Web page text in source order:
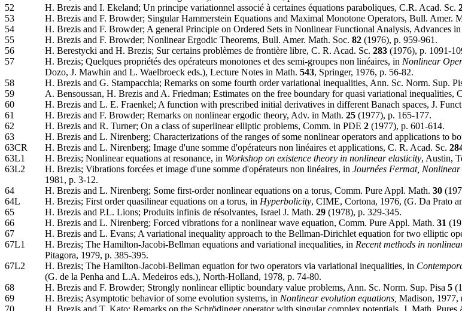
52 H. Brezis and I. Ekeland; Un principe variationnel associé à certaines équations paraboliques, C.R. Acad. Sc.
53
H. Brezis and F. Browder; Singular Hammerstein Equations and Maximal Monotone Operators, Bull. Amer.
54
H. Brezis and F. Browder; A general Principle on Ordered Sets in Nonlinear Functional Analysis, Advances
55
H. Brezis and F. Browder; Nonlinear Ergodic Theorems, Bull. Amer. Math. Soc. 82 (1976), p. 959-961.
56
H. Berestycki and H. Brezis; Sur certains problèmes de frontière libre, C. R. Acad. Sc. 283 (1976), p. 1091-
57
H. Brezis; Quelques propriétés des opérateurs monotones et des semi-groupes non linéaires, in Nonlinear
Dozo, J. Mawhin and L. Waelbroeck eds.), Lecture Notes in Math. 543, Springer, 1976, p. 56-82.
58 H. Brezis and G. Stampacchia; Remarks on some fourth order variational inequalities, Ann. Sc. Norm. Sup.
59
A. Bensoussan, H. Brezis and A. Friedman; Estimates on the free boundary for quasi variational inequalities,
60
H. Brezis and L. E. Fraenkel; A function with prescribed initial derivatives in different Banach spaces, J.
61
H. Brezis and F. Browder; Remarks on nonlinear ergodic theory, Adv. in Math. 25 (1977), p. 165-177.
62
H. Brezis and R. Turner; On a class of superlinear elliptic problems, Comm. in PDE 2 (1977), p. 601-614.
63
H. Brezis and L. Nirenberg; Characterizations of the ranges of some nonlinear operators and applications to
63CR
H. Brezis and L. Nirenberg; Image d'une somme d'opérateurs non linéaires et applications, C. R. Acad. Sc.
63L1
H. Brezis; Nonlinear equations at resonance, in Workshop on existence theory in nonlinear elasticity, Austin,
63L2
H. Brezis; Vibrations forcées et image d'une somme d'opérateurs non linéaires, in Journées Fermat,
1981, p. 3-12.
64 H. Brezis and L. Nirenberg; Some first-order nonlinear equations on a torus, Comm. Pure Appl. Math. 30
64L
H. Brezis; First order quasilinear equations on a torus, in Hyperbolicity, CIME, Cortona, 1976, (G. Da Prato
65
H. Brezis and P.L. Lions; Produits infinis de résolvantes, Israel J. Math. 29 (1978), p. 329-345.
66
H. Brezis and L. Nirenberg; Forced vibrations for a nonlinear wave equation, Comm. Pure Appl. Math. 31
67
H. Brezis and L. Evans; A variational inequality approach to the Bellman-Dirichlet equation for two elliptic
67L1
H. Brezis; The Hamilton-Jacobi-Bellman equations and variational inequalities, in Recent methods in
Pitagora, 1979, p. 385-395.
67L2 H. Brezis; The Hamilton-Jacobi-Bellman equation for two operators via variational inequalities, in
(G. de la Penha and L.A. Medeiros eds.), North-Holland, 1978, p. 74-80.
68 H. Brezis and F. Browder; Strongly nonlinear elliptic boundary value problems, Ann. Sc. Norm. Sup. Pisa 5
69
H. Brezis; Asymptotic behavior of some evolution systems, in Nonlinear evolution equations, Madison, 1977,